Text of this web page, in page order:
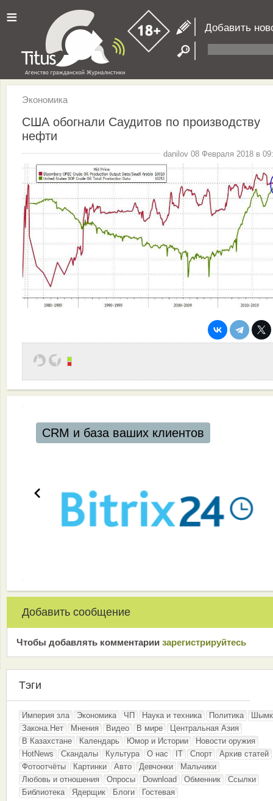
≡ Добавить
Экономика
США обогнали Саудитов по производству
нефти
danilov 08 Февраля 2018 в
CRM и база ваших клиентов
Добавить сообщение
Чтобы добавлять комментарии зарeгиcтрирyйтeсь
Тэги
Империя зла Экономика ЧП Наука и техника Политика
Закона.Нет
Мнения Видео В мире
Центральная Азия
В Казахстане
Календарь Юмор и Истории
Новости оружия
HotNews
Скандалы Культура О нас IT Спорт
Архив статей
Фотоотчёты
Картинки Авто Девчонки
Мальчики
Любовь и отношения
Опросы Download Обменник
Ссылки
Библиотека
Ядерщик Блоги Гостевая